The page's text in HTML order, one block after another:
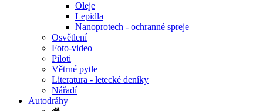
Oleje
Lepidla
Nanoprotech - ochranné spreje
Osvětlení
Foto-video
Piloti
Větrné pytle
Literatura - letecké deníky
Nářadí
Autodráhy